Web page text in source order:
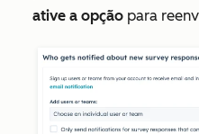
ative a opção para